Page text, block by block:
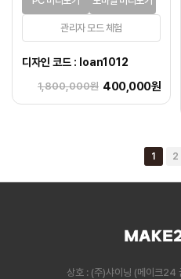
관리자 모드 체험
디자인 코드 : loan1012
1,800,000원 400,000원
1 2
상호 : (주)샤이닝 (메이크24